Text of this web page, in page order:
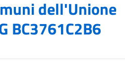
dell'Unione
BC3761C2B6